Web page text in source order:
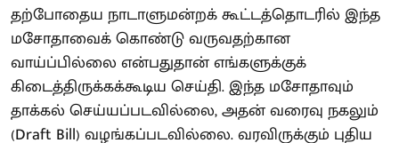
தற்போதைய நாடாளுமன்றக் கூட்டத்தொடரில் இந்த
மசோதாவைக் கொண்டு வருவதற்கான
வாய்ப்பில்லை என்பதுதான் எங்களுக்குக்
கிடைத்திருக்கக்கூடிய செய்தி. இந்த மசோதாவும்
தாக்கல் செய்யப்படவில்லை, அதன் வரைவு நகலும்
(Draft Bill) வழங்கப்படவில்லை. வரவிருக்கும் புதிய